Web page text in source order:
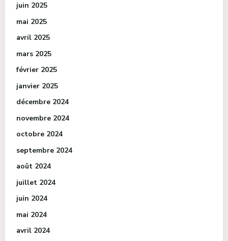
juin 2025
mai 2025
avril 2025
mars 2025
février 2025
janvier 2025
décembre 2024
novembre 2024
octobre 2024
septembre 2024
août 2024
juillet 2024
juin 2024
mai 2024
avril 2024